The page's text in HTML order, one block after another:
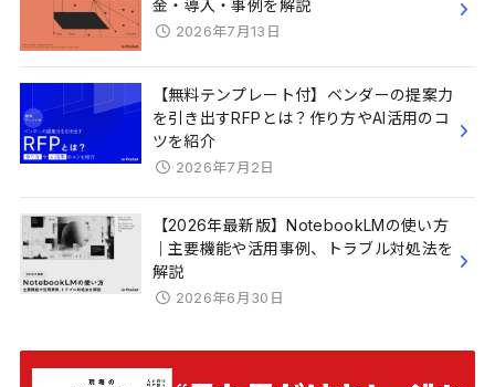
金・導入・事例を解説
2026年7月13日
【無料テンプレート付】ベンダーの提案力
を引き出すRFPとは？作り方やAI活用のコ
ツを紹介
2026年7月2日
【2026年最新版】NotebookLMの使い方
｜主要機能や活用事例、トラブル対処法を
解説
2026年6月30日